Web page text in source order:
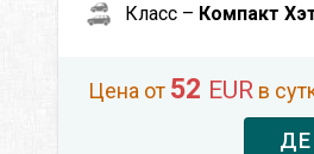
Класс – Компакт
Цена от 52 EUR в